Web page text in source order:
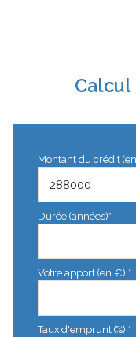
Calcul
Montant du crédit
Durée (années)*
Votre apport (en €) *
Taux d'emprunt (%) *